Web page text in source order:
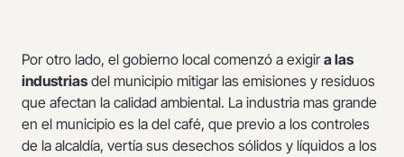
Por otro lado, el gobierno local comenzó a exigira las
industrias del municipio mitigar las emisiones y residuos
que afectan la calidad ambiental. La industria mas grande
en el municipio es la del café, que previo a los controles
de la alcaldía, vertía sus desechos sólidos y líquidos a los